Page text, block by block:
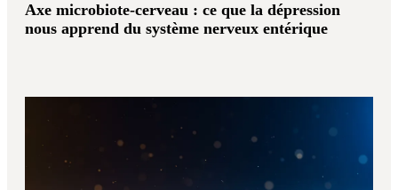
Axe microbiote-cerveau : ce que la dépression
nous apprend du système nerveux entérique